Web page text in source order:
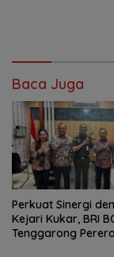
Baca Juga
Perkuat Sinergi
Kejari Kukar, BRI
Tenggarong